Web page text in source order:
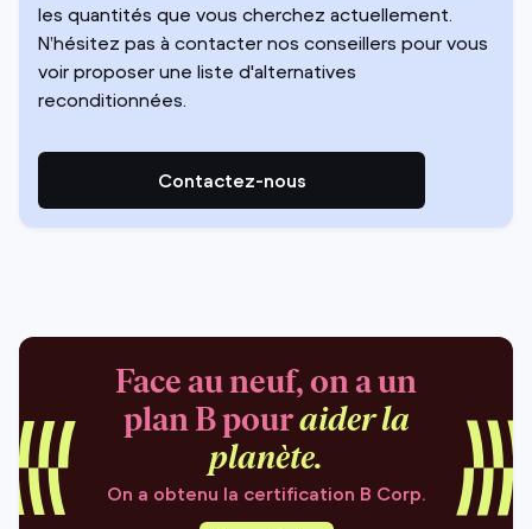
les quantités que vous cherchez actuellement.
N’hésitez pas à contacter nos conseillers pour vous
voir proposer une liste d'alternatives
reconditionnées.
Contactez-nous
Face au neuf, on a un
plan B pouraider la
planète.
On a obtenu la certification B Corp.